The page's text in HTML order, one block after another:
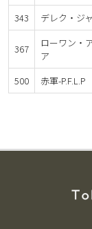
343
デレク・ジ
367
ローワン・
ア
500 赤軍-